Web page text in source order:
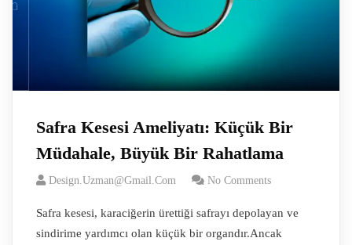
Safra Kesesi Ameliyatı: Küçük Bir
Müdahale, Büyük Bir Rahatlama
Design.uzman@gmail.com No Comments
Safra kesesi, karaciğerin ürettiği safrayı depolayan ve
sindirime yardımcı olan küçük bir organdır.Ancak